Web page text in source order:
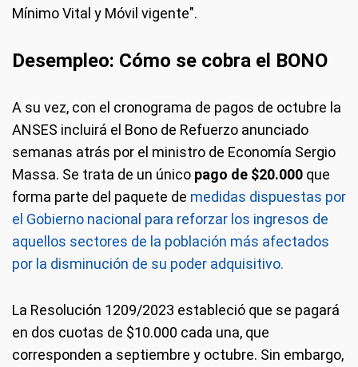
Mínimo Vital y Móvil vigente".
Desempleo: Cómo se cobra el BONO
A su vez, con el cronograma de pagos de octubre la
ANSES incluirá el Bono de Refuerzo anunciado
semanas atrás por el ministro de Economía Sergio
Massa. Se trata de un único pago de $20.000 que
forma parte del paquete de medidas dispuestas por
el Gobierno nacional para reforzar los ingresos de
aquellos sectores de la población más afectados
por la disminución de su poder adquisitivo.
La Resolución 1209/2023 estableció que se pagará
en dos cuotas de $10.000 cada una, que
corresponden a septiembre y octubre. Sin embargo,